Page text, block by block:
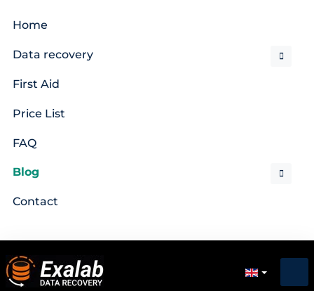
Home
Data recovery
First Aid
Price List
FAQ
Blog
Contact